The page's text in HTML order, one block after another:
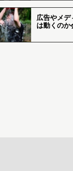
広告やメデ
は動くのか